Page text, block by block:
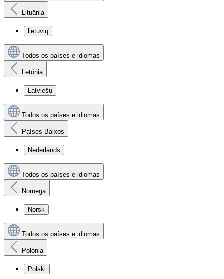
Lituânia
lietuvių
Todos os países e idiomas
Letónia
Latviešu
Todos os países e idiomas
Países Baixos
Nederlands
Todos os países e idiomas
Noruega
Norsk
Todos os países e idiomas
Polónia
Polski